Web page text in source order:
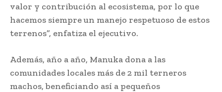
valor y contribución al ecosistema, por lo que
hacemos siempre un manejo respetuoso de estos
terrenos”, enfatiza el ejecutivo.
Además, año a año, Manuka dona a las
comunidades locales más de 2 mil terneros
machos, beneficiando así a pequeños